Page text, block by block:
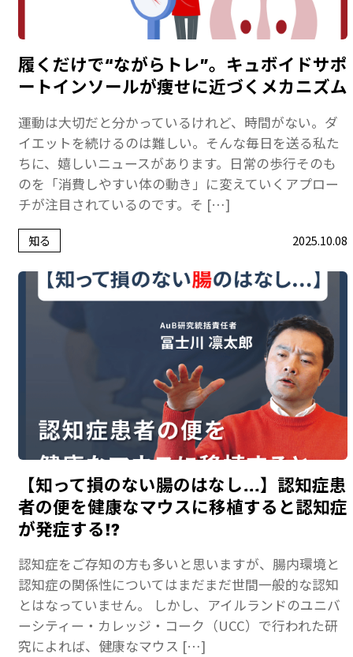
履くだけで“ながらトレ”。キュボイドサポ
ートインソールが痩せに近づくメカニズム
運動は大切だと分かっているけれど、時間がない。ダ
イエットを続けるのは難しい。そんな毎日を送る私た
ちに、嬉しいニュースがあります。日常の歩行そのも
のを「消費しやすい体の動き」に変えていくアプロー
チが注目されているのです。そ […]
知る 2025.10.08
【知って損のない腸のはなし…】認知症患
者の便を健康なマウスに移植すると認知症
が発症する!?
認知症をご存知の方も多いと思いますが、腸内環境と
認知症の関係性についてはまだまだ世間一般的な認知
とはなっていません。 しかし、アイルランドのユニバ
ーシティー・カレッジ・コーク（UCC）で行われた研
究によれば、健康なマウス […]